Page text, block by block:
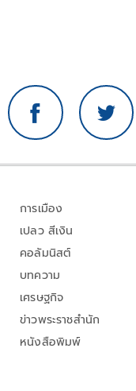
การเมือง
เปลว สีเงิน
คอลัมนิสต์
บทความ
เศรษฐกิจ
ข่าวพระราชสำนัก
หนังสือพิมพ์